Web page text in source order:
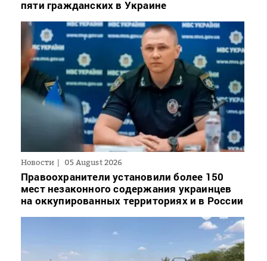
пяти гражданских в Украине
Новости 05 August 2026
Правоохранители установили более 150
мест незаконного содержания украинцев
на оккупированных территориях и в России